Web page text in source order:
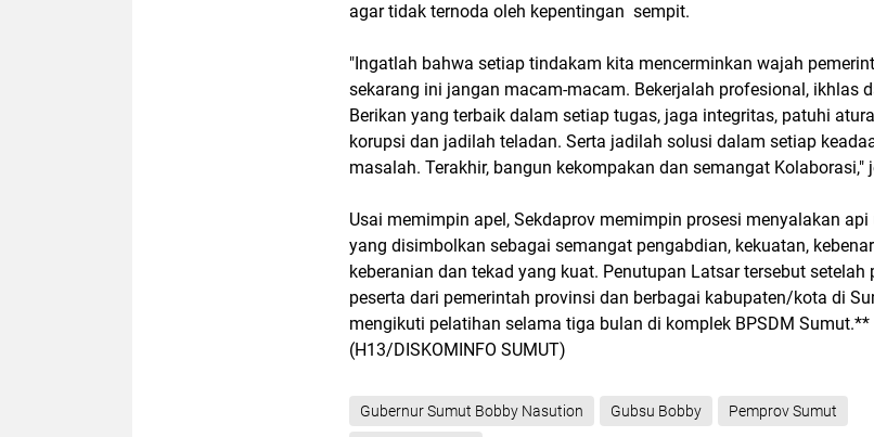
agar tidak ternoda oleh kepentingan sempit.
"Ingatlah bahwa setiap tindakam kita mencerminkan wajah
sekarang ini jangan macam-macam. Bekerjalah profesional, ikhlas
Berikan yang terbaik dalam setiap tugas, jaga integritas, patuhi
korupsi dan jadilah teladan. Serta jadilah solusi dalam setiap
masalah. Terakhir, bangun kekompakan dan semangat Kolaborasi,"
Usai memimpin apel, Sekdaprov memimpin prosesi menyalakan api
yang disimbolkan sebagai semangat pengabdian, kekuatan,
keberanian dan tekad yang kuat. Penutupan Latsar tersebut setelah
peserta dari pemerintah provinsi dan berbagai kabupaten/kota di
mengikuti pelatihan selama tiga bulan di komplek BPSDM Sumut.**
(H13/DISKOMINFO SUMUT)
Gubernur Sumut Bobby Nasution Gubsu Bobby Pemprov Sumut